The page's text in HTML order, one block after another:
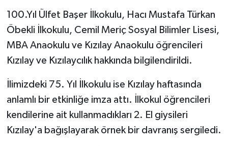
100.Yıl Ülfet Başer İlkokulu, Hacı Mustafa Türkan
Öbekli İlkokulu, Cemil Meriç Sosyal Bilimler Lisesi,
MBA Anaokulu ve Kızılay Anaokulu öğrencileri
Kızılay ve Kızılaycılık hakkında bilgilendirildi.
İlimizdeki 75. Yıl İlkokulu ise Kızılay haftasında
anlamlı bir etkinliğe imza attı. İlkokul öğrencileri
kendilerine ait kullanmadıkları 2. El giysileri
Kızılay'a bağışlayarak örnek bir davranış sergiledi.